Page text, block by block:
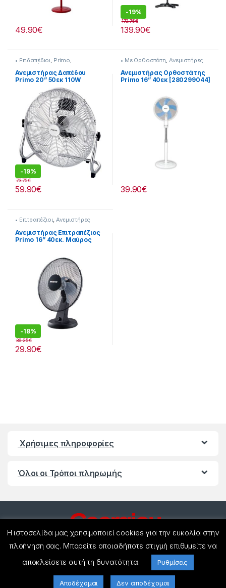
49.90€
-19%
139.90€
173.75€
• Επιδαπέδιοι Primo
Ανεμιστήρες
Ανεμιστήρας Δαπέδου
Primo 20” 50εκ 110W
-19%
59.90€
73.75€
• Με Ορθοστάτη Ανεμιστήρες
Ανεμιστήρας Ορθοστάτης
Primo 16” 40εκ [280299044]
39.90€
• Επιτραπέζιοι, Ανεμιστήρες
Ανεμιστήρας Επιτραπέζιος
Primo 16” 40εκ. Μαύρος
-18%
29.90€
36.25€
Χρήσιμες πληροφορίες
Όλοι οι Τρόποι πληρωμής
Έχετε ερωτήσεις ? Καλέστε
μας!
Η ιστοσελίδα μας χρησιμοποιεί cookies για την ευκολία στην
πλοήγηση σας. Μπορείτε οποιαδήποτε στιγμή επιθυμείτε να
αποκλείσετε αυτή τη δυνατότητα.
Ρυθμίσεις
Αποδέχομαι Δεν αποδέχομαι